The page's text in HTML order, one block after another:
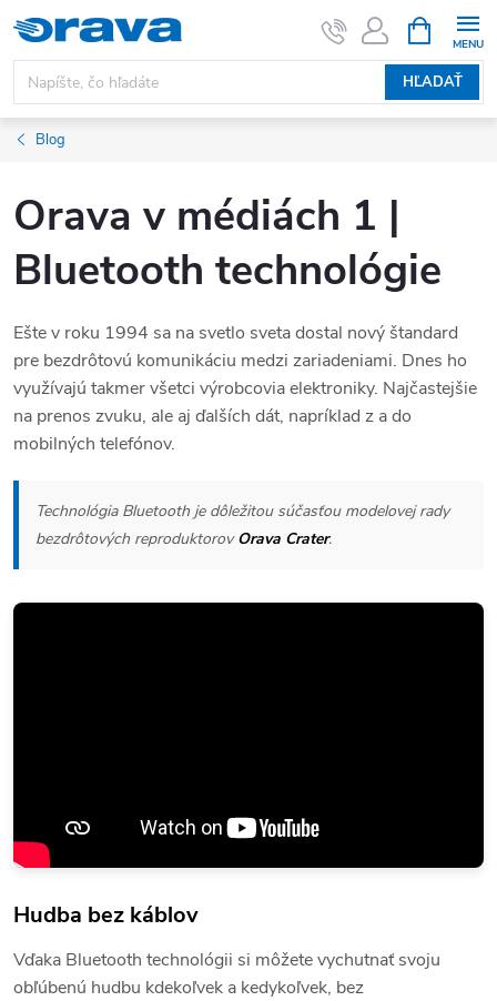
Prejsť na obsah
HĽADAŤ
Blog
Orava v médiách 1 |
Bluetooth technológie
Ešte v roku 1994 sa na svetlo sveta dostal nový štandard
pre bezdrôtovú komunikáciu medzi zariadeniami. Dnes ho
využívajú takmer všetci výrobcovia elektroniky. Najčastejšie
na prenos zvuku, ale aj ďalších dát, napríklad z a do
mobilných telefónov.
Technológia Bluetooth je dôležitou súčasťou modelovej rady
bezdrôtových reproduktorovOrava Crater.
Hudba bez káblov
Vďaka Bluetooth technológii si môžete vychutnať svoju
obľúbenú hudbu kdekoľvek a kedykoľvek, bez